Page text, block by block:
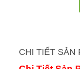
CHI TIẾT SẢN